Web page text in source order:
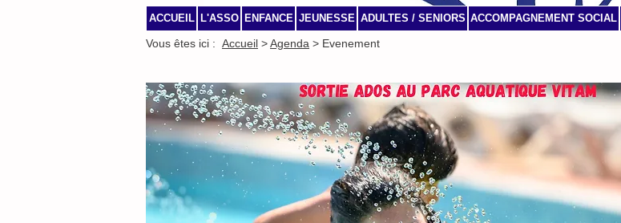
ACCUEIL L'ASSO ENFANCE JEUNESSE ADULTES / SENIORS ACCOMPAGNEMENT SOCIAL
Vous êtes ici : Accueil >Agenda > Evenement